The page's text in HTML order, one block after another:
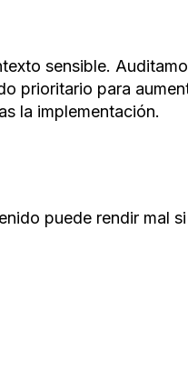
sensible.
prioritario para
la implementación.
puede rendir mal